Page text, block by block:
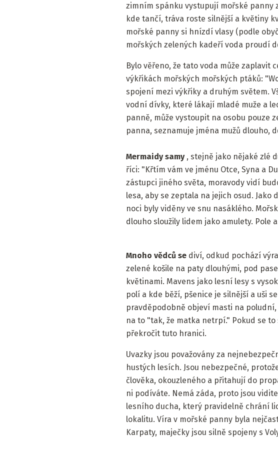
zimním spánku vystupují mořské panny
kde tančí, tráva roste silnější a květiny
mořské panny si hnízdí vlasy (podle
mořských zelených kadeří voda proudí
Bylo věřeno, že tato voda může zaplavit
výkřikách mořských mořských ptáků:
spojení mezi výkřiky a druhým světem.
vodní dívky, které lákají mladé muže a
panně, může vystoupit na osobu pouze
panna, seznamuje jména mužů dlouho,
Mermaidy samy, stejně jako nějaké zlé
říci: "Křtím vám ve jménu Otce, Syna a
zástupci jiného světa, moravody vidí
lesa, aby se zeptala na jejich osud.
noci byly viděny ve snu nasáklého.
dlouho sloužily lidem jako amulety. Pole
Mnoho vědců se diví, odkud pochází
zelené košile na paty dlouhými, pod
květinami. Mavens jako lesní lesy s
polí a kde běží, pšenice je silnější a uši
pravděpodobně objeví masti na
na to "tak, že matka netrpí." Pokud se
překročit tuto hranici.
Uvazky jsou považovány za
hustých lesích. Jsou nebezpečné,
člověka, okouzleného a přitahují do
ni podíváte. Nemá záda, proto jsou
lesního ducha, který pravidelně chrání
lokalitu. Víra v mořské panny byla
Karpaty, maječky jsou silně spojeny s